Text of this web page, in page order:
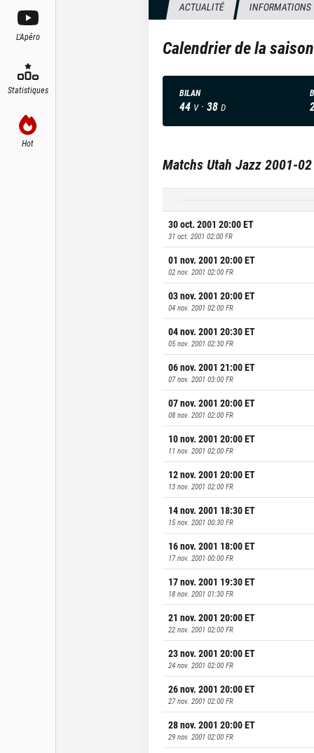
L'Apéro
Statistiques
Hot
ACTUALITÉ INFORMATIONS
Calendrier de la
BILAN
44 V · 38 D
MatchsUtah Jazz2001-02
30 oct. 2001 20:00ET
31 oct. 2001 02:00 FR
01 nov. 2001 20:00ET
02 nov. 2001 02:00 FR
03 nov. 2001 20:00ET
04 nov. 2001 02:00 FR
04 nov. 2001 20:30ET
05 nov. 2001 02:30 FR
06 nov. 2001 21:00ET
07 nov. 2001 03:00 FR
07 nov. 2001 20:00ET
08 nov. 2001 02:00 FR
10 nov. 2001 20:00ET
11 nov. 2001 02:00 FR
12 nov. 2001 20:00ET
13 nov. 2001 02:00 FR
14 nov. 2001 18:30ET
15 nov. 2001 00:30 FR
16 nov. 2001 18:00ET
17 nov. 2001 00:00 FR
17 nov. 2001 19:30ET
18 nov. 2001 01:30 FR
21 nov. 2001 20:00ET
22 nov. 2001 02:00 FR
23 nov. 2001 20:00ET
24 nov. 2001 02:00 FR
26 nov. 2001 20:00ET
27 nov. 2001 02:00 FR
28 nov. 2001 20:00ET
29 nov. 2001 02:00 FR